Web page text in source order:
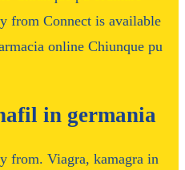
from Connect is available
online Chiunque pu
in germania
from. Viagra, kamagra in